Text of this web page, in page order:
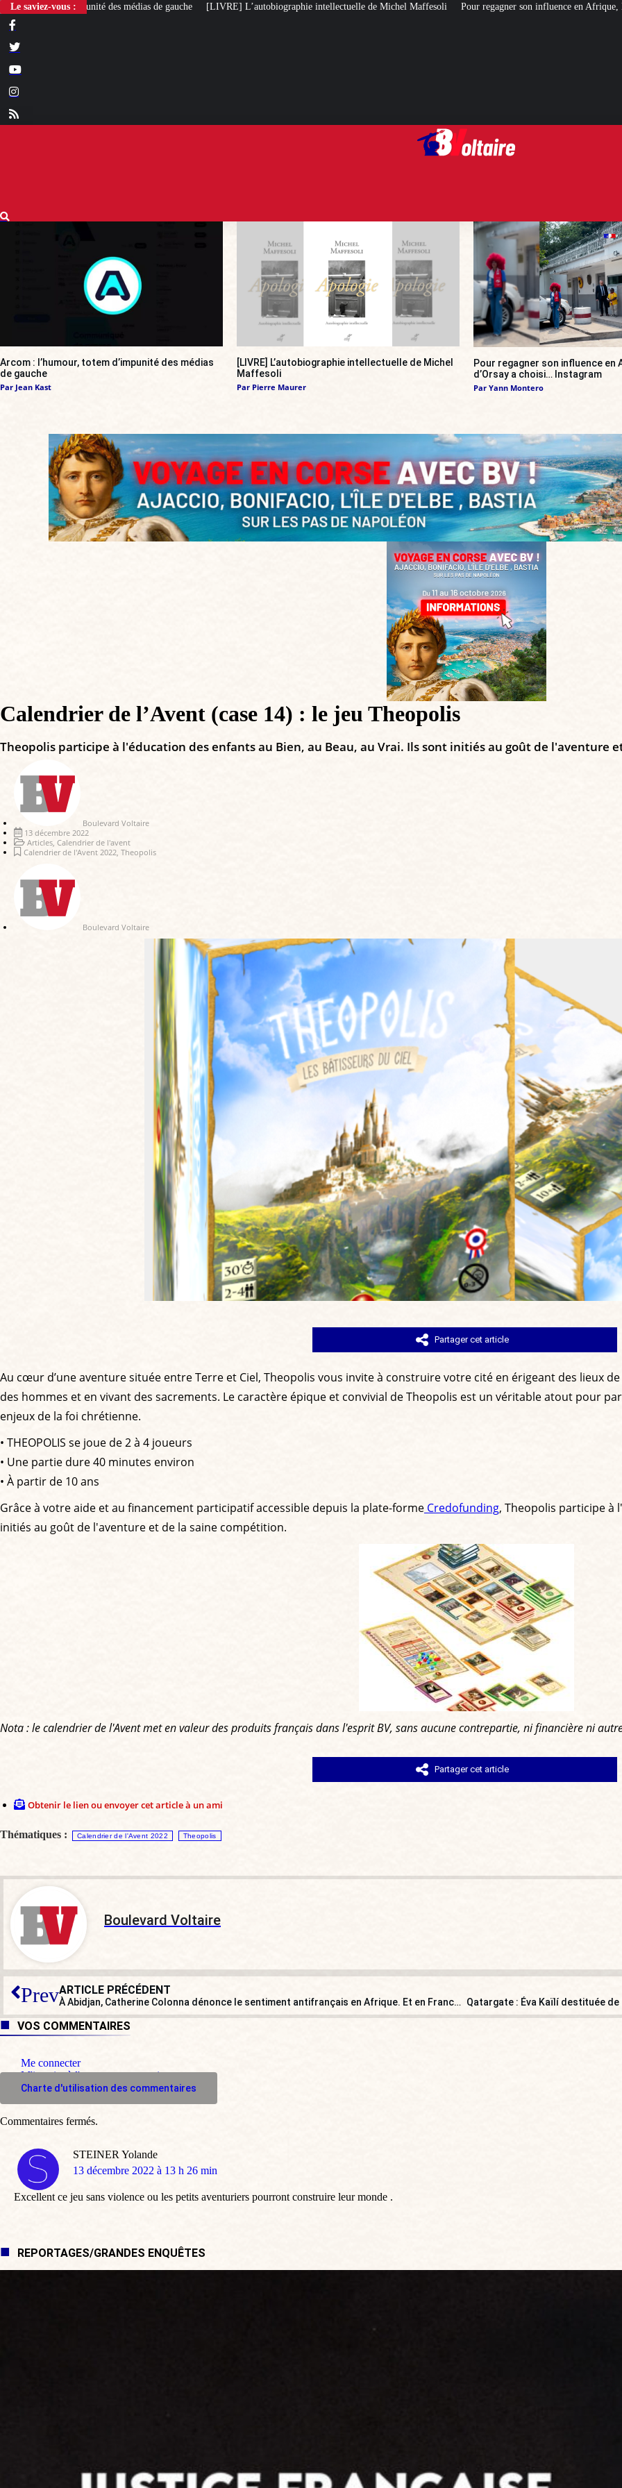
Le saviez-vous : [LIVRE] L’autobiographie intellectuelle de Michel Maffesoli Pour regagner son influence en Afrique, le Quai d’Orsay a choisi…
Arcom : l’humour, totem d’impunité des médias
de gauche
Par Jean Kast
[LIVRE] L’autobiographie intellectuelle de Michel
Maffesoli
Par Pierre Maurer
Pour regagner son influence en
d’Orsay a choisi… Instagram
Par Yann Montero
Calendrier de l’Avent (case 14) : le jeu Theopolis
Theopolis participe à l'éducation des enfants au Bien, au Beau, au Vrai. Ils sont initiés au goût de l'aventure
Boulevard Voltaire
13 décembre 2022
Articles Calendrier de l'avent
Calendrier de l'Avent 2022 Theopolis
Boulevard Voltaire
Partager cet article
Au cœur d’une aventure située entre Terre et Ciel, Theopolis vous invite à construire votre cité en érigeant des lieux
des hommes et en vivant des sacrements. Le caractère épique et convivial de Theopolis est un véritable atout pour
enjeux de la foi chrétienne.
• THEOPOLIS se joue de 2 à 4 joueurs
• Une partie dure 40 minutes environ
• À partir de 10 ans
Grâce à votre aide et au financement participatif accessible depuis la plate-forme Credofunding, Theopolis participe à
initiés au goût de l'aventure et de la saine compétition.
Nota : le calendrier de l'Avent met en valeur des produits français dans l'espritBV, sans aucune contrepartie, ni financière ni
Partager cet article
Obtenir le lien ou envoyer cet article à un ami
Thématiques : Calendrier de l'Avent 2022 Theopolis
Boulevard Voltaire
PrevARTICLE PRÉCÉDENT
À Abidjan, Catherine Colonna dénonce le sentiment antifrançais en Afrique. Et en France ?
VOS COMMENTAIRES
Me connecter
M'inscrire à l'espace commentaire
Charte d'utilisation des commentaires
STEINER Yolande
dit
13 décembre 2022 à 13 h 26 min
Excellent ce jeu sans violence ou les petits aventuriers pourront construire leur monde .
Commentaires fermés.
REPORTAGES/GRANDES ENQUÊTES